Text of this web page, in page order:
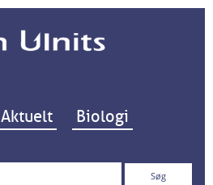
Hop til indhold
Aktuelt Biologi